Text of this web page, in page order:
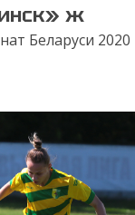
ж
Беларуси 2020